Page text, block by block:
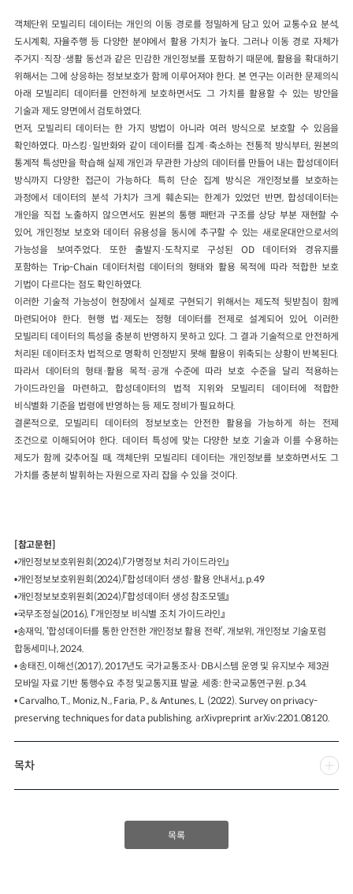
객체단위 모빌리티 데이터는 개인의 이동 경로를 정밀하게 담고 있어 교통수요 분석,
도시계획, 자율주행 등 다양한 분야에서 활용 가치가 높다. 그러나 이동 경로 자체가
주거지·직장·생활 동선과 같은 민감한 개인정보를 포함하기 때문에, 활용을 확대하기
위해서는 그에 상응하는 정보보호가 함께 이루어져야 한다. 본 연구는 이러한 문제의식
아래 모빌리티 데이터를 안전하게 보호하면서도 그 가치를 활용할 수 있는 방안을
기술과 제도 양면에서 검토하였다.
먼저, 모빌리티 데이터는 한 가지 방법이 아니라 여러 방식으로 보호할 수 있음을
확인하였다. 마스킹·일반화와 같이 데이터를 집계·축소하는 전통적 방식부터, 원본의
통계적 특성만을 학습해 실제 개인과 무관한 가상의 데이터를 만들어 내는 합성데이터
방식까지 다양한 접근이 가능하다. 특히 단순 집계 방식은 개인정보를 보호하는
과정에서 데이터의 분석 가치가 크게 훼손되는 한계가 있었던 반면, 합성데이터는
개인을 직접 노출하지 않으면서도 원본의 통행 패턴과 구조를 상당 부분 재현할 수
있어, 개인정보 보호와 데이터 유용성을 동시에 추구할 수 있는 새로운대안으로서의
가능성을 보여주었다. 또한 출발지·도착지로 구성된 OD 데이터와 경유지를
포함하는 Trip-Chain 데이터처럼 데이터의 형태와 활용 목적에 따라 적합한 보호
기법이 다르다는 점도 확인하였다.
이러한 기술적 가능성이 현장에서 실제로 구현되기 위해서는 제도적 뒷받침이 함께
마련되어야 한다. 현행 법·제도는 정형 데이터를 전제로 설계되어 있어, 이러한
모빌리티 데이터의 특성을 충분히 반영하지 못하고 있다. 그 결과 기술적으로 안전하게
처리된 데이터조차 법적으로 명확히 인정받지 못해 활용이 위축되는 상황이 반복된다.
따라서 데이터의 형태·활용 목적·공개 수준에 따라 보호 수준을 달리 적용하는
가이드라인을 마련하고, 합성데이터의 법적 지위와 모빌리티 데이터에 적합한
비식별화 기준을 법령에 반영하는 등 제도 정비가 필요하다.
결론적으로, 모빌리티 데이터의 정보보호는 안전한 활용을 가능하게 하는 전제
조건으로 이해되어야 한다. 데이터 특성에 맞는 다양한 보호 기술과 이를 수용하는
제도가 함께 갖추어질 때, 객체단위 모빌리티 데이터는 개인정보를 보호하면서도 그
가치를 충분히 발휘하는 자원으로 자리 잡을 수 있을 것이다.
[참고문헌]
•개인정보보호위원회(2024),『가명정보 처리 가이드라인』
•개인정보보호위원회(2024),『합성데이터 생성·활용 안내서』, p.49
•개인정보보호위원회(2024),『합성데이터 생성 참조모델』
•국무조정실(2016), 『개인정보 비식별 조치 가이드라인』
•송재익, ‘합성데이터를 통한 안전한 개인정보 활용 전략’, 개보위, 개인정보 기술포럼
합동세미나, 2024.
• 송태진, 이해선(2017), 2017년도 국가교통조사·DB시스템 운영 및 유지보수 제3권
모바일 자료 기반 통행수요 추정 및교통지표 발굴. 세종: 한국교통연구원. p.34.
• Carvalho, T., Moniz, N., Faria, P., & Antunes, L. (2022). Survey on privacy-
preserving techniques for data publishing. arXivpreprint arXiv:2201.08120.
목차
목록